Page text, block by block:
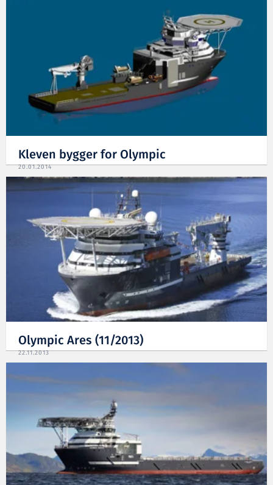
Kleven bygger for Olympic
20.01.2014
Olympic Ares (11/2013)
22.11.2013